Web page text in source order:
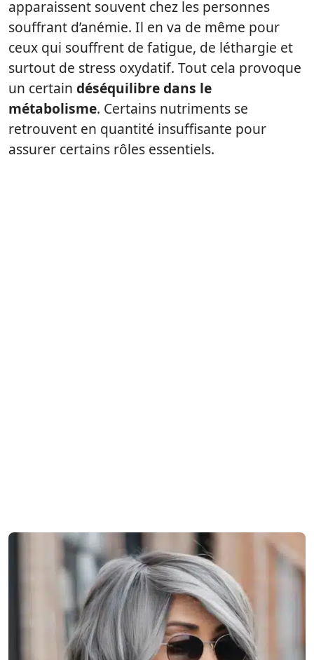
apparaissent souvent chez les personnes
souffrant d’anémie. Il en va de même pour
ceux qui souffrent de fatigue, de léthargie et
surtout de stress oxydatif. Tout cela provoque
un certain déséquilibre dans le
métabolisme. Certains nutriments se
retrouvent en quantité insuffisante pour
assurer certains rôles essentiels.